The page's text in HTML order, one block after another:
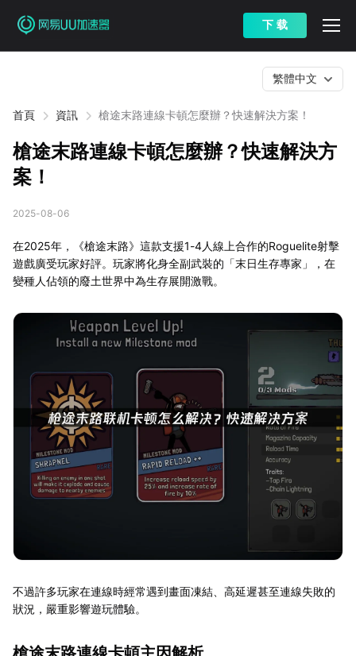
下 载
首頁 資訊 槍途末路連線卡頓怎麼辦？快速解決方案！
繁體中文
槍途末路連線卡頓怎麼辦？快速解決方
案！
2025-08-06
在2025年，《槍途末路》這款支援1-4人線上合作的Roguelite射擊
遊戲廣受玩家好評。玩家將化身全副武裝的「末日生存專家」，在
變種人佔領的廢土世界中為生存展開激戰。
不過許多玩家在連線時經常遇到畫面凍結、高延遲甚至連線失敗的
狀況，嚴重影響遊玩體驗。